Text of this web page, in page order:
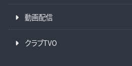
動画配信
クラブTVO